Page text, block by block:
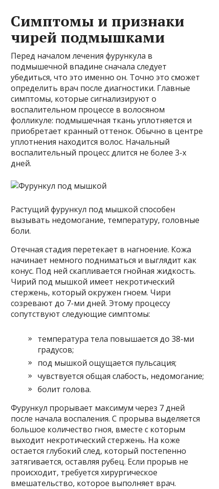
Симптомы и признаки
чирей подмышками
Перед началом лечения фурункула в
подмышечной впадине сначала следует
убедиться, что это именно он. Точно это сможет
определить врач после диагностики. Главные
симптомы, которые сигнализируют о
воспалительном процессе в волосяном
фолликуле: подмышечная ткань уплотняется и
приобретает кранный оттенок. Обычно в центре
уплотнения находится волос. Начальный
воспалительный процесс длится не более 3-х
дней.
Растущий фурункул под мышкой способен
вызывать недомогание, температуру, головные
боли.
Отечная стадия перетекает в нагноение. Кожа
начинает немного подниматься и выглядит как
конус. Под ней скапливается гнойная жидкость.
Чирий под мышкой имеет некротический
стержень, который окружен гноем. Чири
созревают до 7-ми дней. Этому процессу
сопутствуют следующие симптомы:
температура тела повышается до 38-ми
градусов;
под мышкой ощущается пульсация;
чувствуется общая слабость, недомогание;
болит голова.
Фурункул прорывает максимум через 7 дней
после начала воспаления. С прорыва выделяется
большое количество гноя, вместе с которым
выходит некротический стержень. На коже
остается глубокий след, который постепенно
затягивается, оставляя рубец. Если прорыв не
происходит, требуется хирургическое
вмешательство, которое выполняет врач.